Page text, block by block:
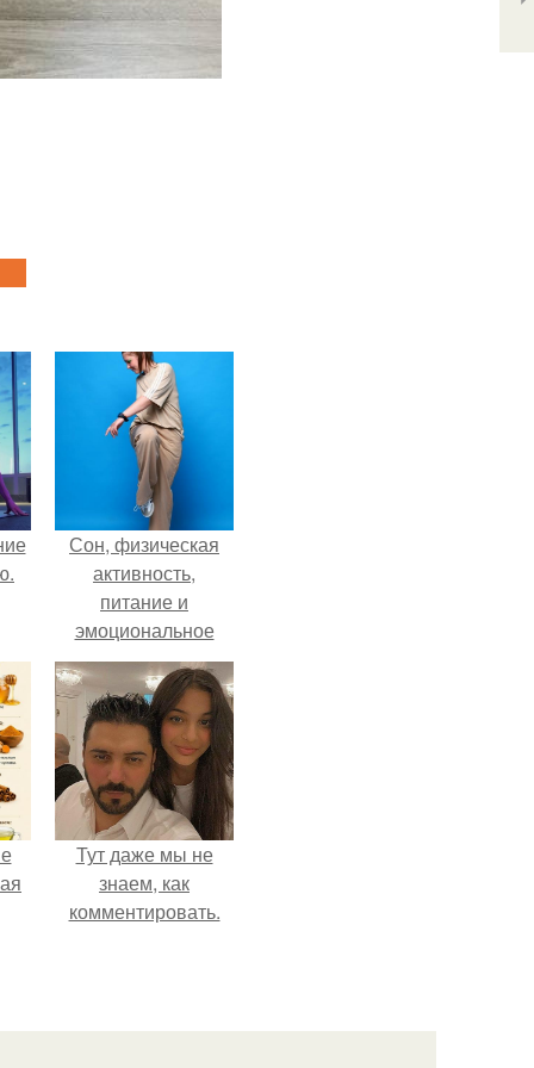
Сон, физическая
активность,
питание и
эмоциональное
состояние!
Тут даже мы не
знаем, как
комментировать.